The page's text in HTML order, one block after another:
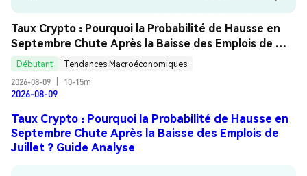
Taux Crypto : Pourquoi la Probabilité de Hausse en
Septembre Chute Après la Baisse des Emplois de
Juillet ? Guide Analyse
Débutant
Tendances Macroéconomiques
2026-08-09
10-15m
2026-08-09
Taux Crypto : Pourquoi la Probabilité de Hausse en
Septembre Chute Après la Baisse des Emplois de
Juillet ? Guide Analyse